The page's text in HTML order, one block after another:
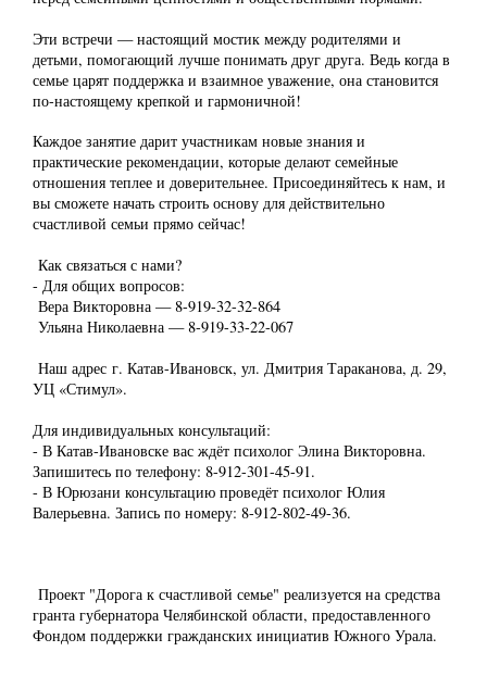
Эти встречи — настоящий мостик между родителями и
детьми, помогающий лучше понимать друг друга. Ведь когда в
семье царят поддержка и взаимное уважение, она становится
по-настоящему крепкой и гармоничной!
Каждое занятие дарит участникам новые знания и
практические рекомендации, которые делают семейные
отношения теплее и доверительнее. Присоединяйтесь к нам, и
вы сможете начать строить основу для действительно
счастливой семьи прямо сейчас!
Как связаться с нами?
- Для общих вопросов:
Вера Викторовна — 8-919-32-32-864
Ульяна Николаевна — 8-919-33-22-067
Наш адрес г. Катав-Ивановск, ул. Дмитрия Тараканова, д. 29,
УЦ «Стимул».
Для индивидуальных консультаций:
- В Катав-Ивановске вас ждёт психолог Элина Викторовна.
Запишитесь по телефону: 8-912-301-45-91.
- В Юрюзани консультацию проведёт психолог Юлия
Валерьевна. Запись по номеру: 8-912-802-49-36.
Проект "Дорога к счастливой семье" реализуется на средства
гранта губернатора Челябинской области, предоставленного
Фондом поддержки гражданских инициатив Южного Урала.